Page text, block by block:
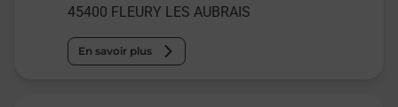
45400 FLEURY LES AUBRAIS
En savoir plus